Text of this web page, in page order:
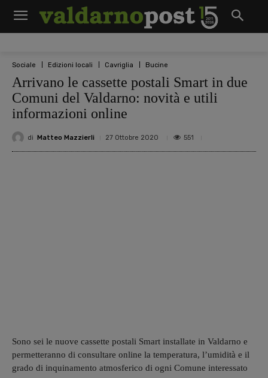
Sociale Edizioni locali Cavriglia Bucine
Arrivano le cassette postali Smart in due
Comuni del Valdarno: novità e utili
informazioni online
di Matteo Mazzierli 27 Ottobre 2020 551
Sono sei le nuove cassette postali Smart installate in Valdarno e
permetteranno di consultare online la temperatura, l’umidità e il
grado di inquinamento atmosferico di ogni Comune interessato